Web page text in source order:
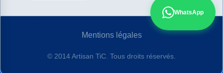
Mentions légales
© 2014 Artisan TiC. Tous droits réservés.
WhatsApp